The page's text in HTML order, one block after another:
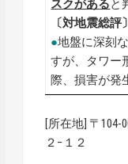
スクがあると
〔対地震総評〕
●地盤に深刻
すが、タワー
際、損害が発
[所在地] 〒104-
２−１２